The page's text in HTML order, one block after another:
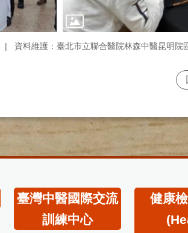
資料維護：臺北市立聯合醫院林森中醫昆明院
臺灣中醫國際交流
訓練中心
健康